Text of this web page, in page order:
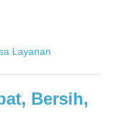
Layanan
Bersih,